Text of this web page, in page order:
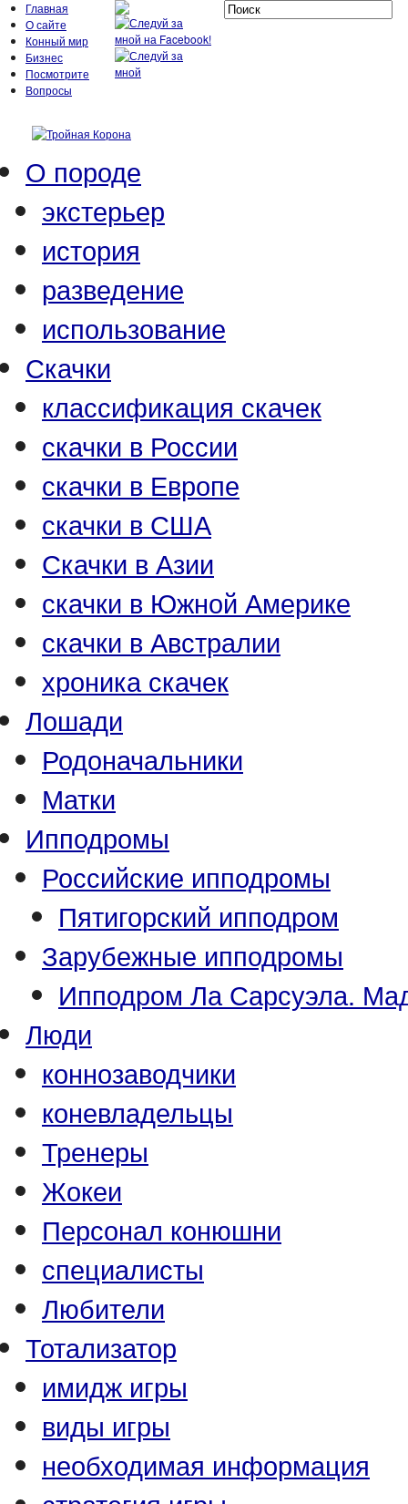
Главная
О сайте
Конный мир
Бизнес
Посмотрите
Вопросы
О породе
экстерьер
история
разведение
использование
Скачки
классификация скачек
скачки в России
скачки в Европе
скачки в США
Скачки в Азии
скачки в Южной Америке
скачки в Австралии
хроника скачек
Лошади
Родоначальники
Матки
Ипподромы
Российские ипподромы
Пятигорский ипподром
Зарубежные ипподромы
Ипподром Ла Сарсуэла.
Люди
коннозаводчики
коневладельцы
Тренеры
Жокеи
Персонал конюшни
специалисты
Любители
Тотализатор
имидж игры
виды игры
необходимая информация